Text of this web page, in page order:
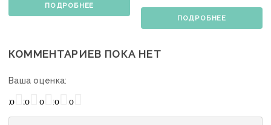
ПОДРОБНЕЕ
ПОДРОБНЕЕ
КОММЕНТАРИЕВ ПОКА НЕТ
Ваша оценка:
Отлично
Хорошо
Плохо